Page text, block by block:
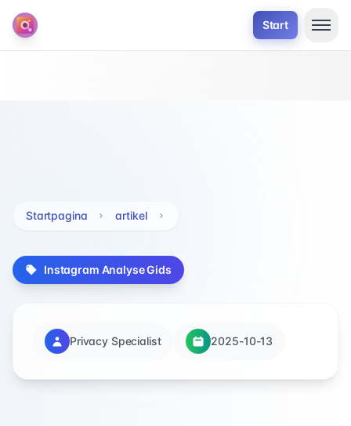
Start
Startpagina artikel
Instagram Analyse Gids
Privacy Specialist 2025-10-13